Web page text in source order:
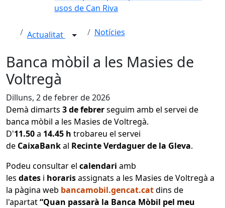
usos de Can Riva
Actualitat Notícies
Banca mòbil a les Masies de
Voltregà
Dilluns, 2 de febrer de 2026
Demà dimarts 3 de febrerseguim amb el servei de
banca mòbil a les Masies de Voltregà.
D'11.50a 14.45 h trobareu el servei
de CaixaBankal Recinte Verdaguer de la Gleva.
Podeu consultar el calendari amb
les dates i horarisassignats a les Masies de Voltregà a
la pàgina web bancamobil.gencat.catdins de
l'apartat“Quan passarà la Banca Mòbil pel meu